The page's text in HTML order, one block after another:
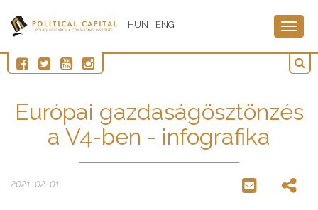
HUN ENG
Európai gazdaságösztönzés
a V4-ben - infografika
2021-02-01